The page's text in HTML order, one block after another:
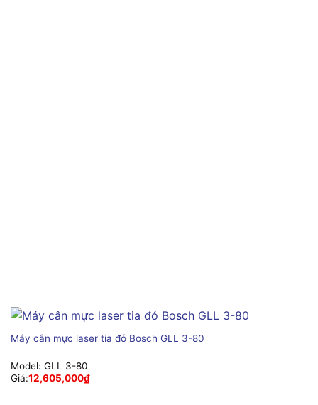
Máy cân mực laser tia đỏ Bosch GLL 3-80
Model: GLL 3-80
Giá:12,605,000₫